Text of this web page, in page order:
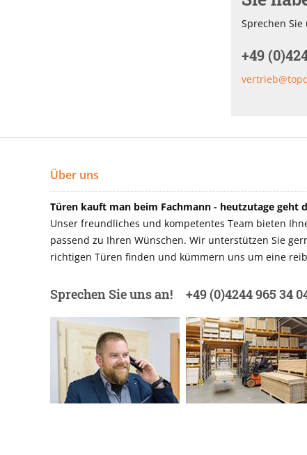
Sprechen
+49
Über uns
Türen kauft man beim Fachmann - heutzutage geht
Unser freundliches und kompetentes Team bieten
passend zu Ihren Wünschen. Wir unterstützen Sie
richtigen Türen finden und kümmern uns um eine
Sprechen Sie uns an! +49 (0)4244 965 34